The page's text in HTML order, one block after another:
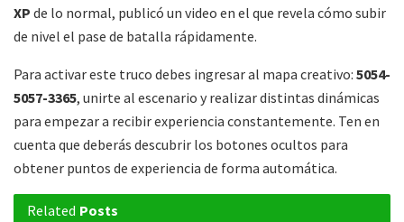
XP de lo normal, publicó un video en el que revela cómo subir
de nivel el pase de batalla rápidamente.
Para activar este truco debes ingresar al mapa creativo: 5054-
5057-3365, unirte al escenario y realizar distintas dinámicas
para empezar a recibir experiencia constantemente. Ten en
cuenta que deberás descubrir los botones ocultos para
obtener puntos de experiencia de forma automática.
Related Posts